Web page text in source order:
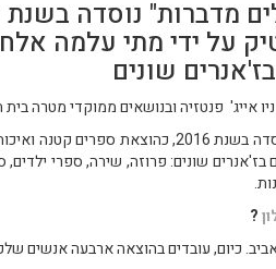
על ידי מתי עלמה
שונים
אייג' פנטזיה ובנושאים ממוקדי מטרה
הוצאת הספרים "מילים מדברות" נוסדה
שונים: פרוזה, שירה, ספרי ילדים,
?
כיום, עובדים בהוצאה ארבעה אנשים